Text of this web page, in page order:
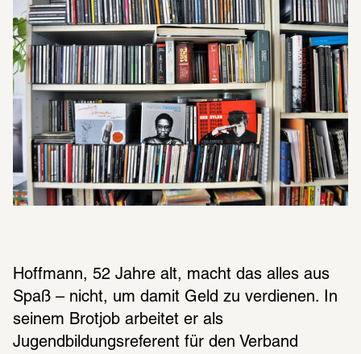
Hoffmann, 52 Jahre alt, macht das alles aus
Spaß – nicht, um damit Geld zu verdienen. In
seinem Brotjob arbeitet er als
Jugendbildungsreferent für den Verband